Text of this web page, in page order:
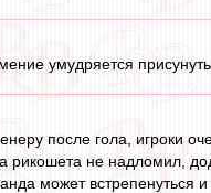
умудряется
после гола, игроки
не надломил,
может встрепенуться